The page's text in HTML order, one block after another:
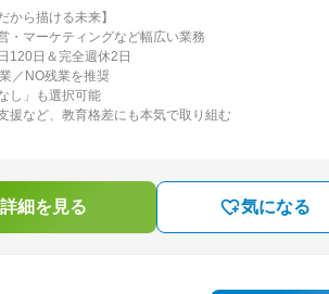
から描ける未来】
・マーケティングなど幅広い業務
120日＆完全週休2日
／NO残業を推奨
し」も選択可能
援など、教育格差にも本気で取り組む
細を見る 気になる